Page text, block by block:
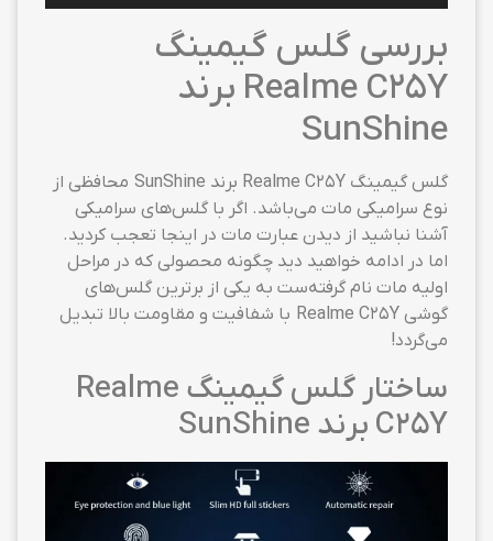
بررسی گلس گیمینگ
Realme C25Y برند
SunShine
گلس گیمینگ Realme C25Y برند SunShine محافظی از
نوع سرامیکی مات می‌باشد. اگر با گلس‌های سرامیکی
آشنا نباشید از دیدن عبارت مات در اینجا تعجب کردید.
اما در ادامه خواهید دید چگونه محصولی که در مراحل
اولیه مات نام گرفته‌ست به یکی از برترین گلس‌های
گوشی Realme C25Y با شفافیت و مقاومت بالا تبدیل
می‌گردد!
ساختار گلس گیمینگ Realme
C25Y برند SunShine